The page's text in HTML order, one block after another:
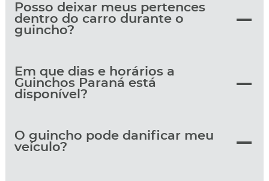
Posso deixar meus pertences
dentro do carro durante o
guincho?
Em que dias e horários a
Guinchos Paraná está
disponível?
O guincho pode danificar meu
veículo?